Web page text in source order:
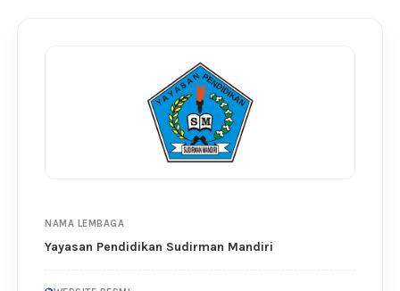
NAMA LEMBAGA
Yayasan Pendidikan Sudirman Mandiri